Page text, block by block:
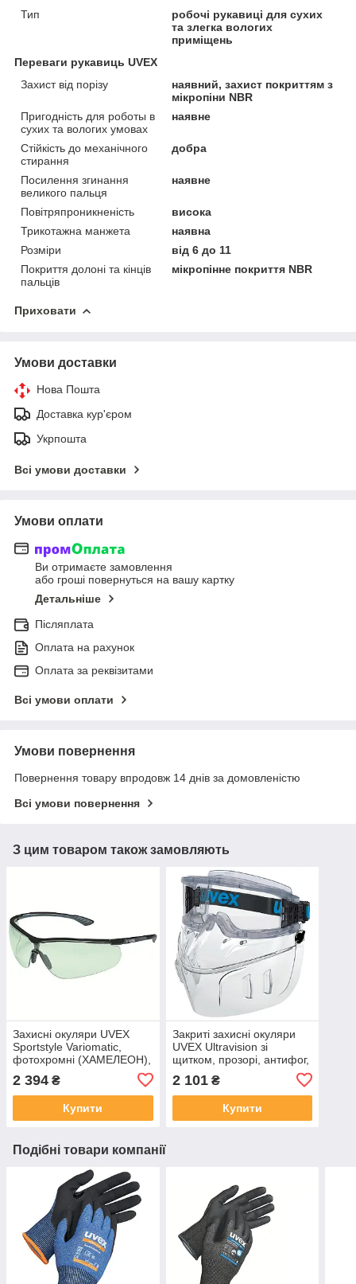
Тип
робочі рукавиці для сухих
та злегка вологих
приміщень
Переваги рукавиць UVEX
Захист від порізу
наявний, захист покриттям з
мікропіни NBR
Пригодність для роботы в
сухих та вологих умовах
наявне
Стійкість до механічного
стирання
добра
Посилення згинання
великого пальця
наявне
Повітряпроникненість
висока
Трикотажна манжета
наявна
Розміри
від 6 до 11
Покриття долоні та кінців
пальців
мікропінне покриття NBR
Приховати
Умови доставки
Нова Пошта
Доставка кур'єром
Укрпошта
Всі умови доставки
Умови оплати
Ви отримаєте замовлення
або гроші повернуться на вашу картку
Детальніше
Післяплата
Оплата на рахунок
Оплата за реквізитами
Всі умови оплати
Умови повернення
Повернення товару впродовж 14 днів за домовленістю
Всі умови повернення
З цим товаром також замовляють
Захисні окуляри UVEX
Sportstyle Variomatic,
фотохромні (ХАМЕЛЕОН),
подряпин ззовні (9193880)
2 394 ₴
Купити
Закриті захисні окуляри
UVEX Ultravision зі
щитком, прозорі, антифог,
хімікатів (9301555)
2 101₴
Купити
Подібні товари компанії